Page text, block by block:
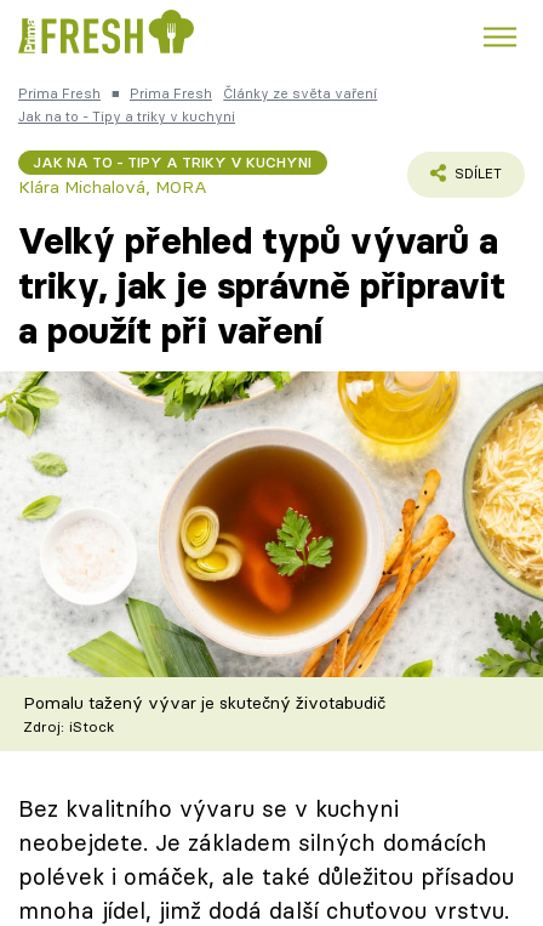
Trendy: Kuře Polévky k večeři
Česká kuchyně Čokoláda
Témata
Recepty
Články
TV Program
Škola vaření
Recepty z TV
Speciál: Cuketa
Těhotnej kuchař
Sledujte prima+
Přihlášení
Prima Fresh ■ Prima Fresh
Články ze světa vaření
Jak na to - Tipy a triky v kuchyni
JAK NA TO - TIPY A TRIKY V KUCHYNI
Klára Michalová, MORA
SDÍLET
Velký přehled typů vývarů a
triky, jak je správně připravit
a použít při vaření
Pomalu tažený vývar je skutečný životabudič
Zdroj: iStock
Bez kvalitního vývaru se v kuchyni
neobejdete. Je základem silných domácích
polévek i omáček, ale také důležitou přísadou
mnoha jídel, jimž dodá další chuťovou vrstvu.